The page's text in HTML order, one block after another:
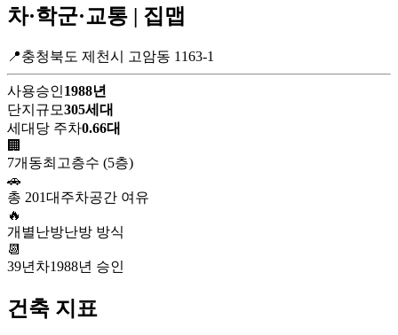
차·학군·교통 | 집맵
📍충청북도 제천시 고암동 1163-1
사용승인1988년
단지규모305세대
세대당 주차0.66대
🏢
7개동최고층수 (5층)
🚗
총 201대 주차공간 여유
🔥
개별난방난방 방식
📆
39년차1988년 승인
건축 지표